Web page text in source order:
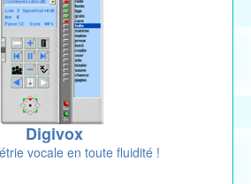
Digivox
vocale en toute fluidité !